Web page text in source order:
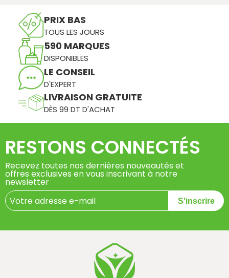
PRIX BAS
TOUS LES JOURS
590 MARQUES
DISPONIBLES
LE CONSEIL
D'EXPERT
LIVRAISON GRATUITE
DÈS 99 DT D'ACHAT
RESTONS CONNECTÉS
Recevez toutes nos dernières nouveautés et
offres exclusives en vous inscrivant à notre
newsletter
S'inscrire